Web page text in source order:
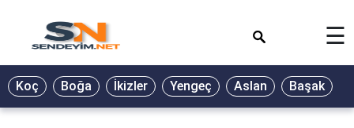
BİYOGRAFİ
GALERİ
☰
Koç Boğa İkizler Yengeç Aslan Başak